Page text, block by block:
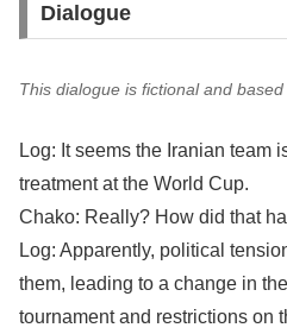
Dialogue
This dialogue is fictional and based
Log: It seems the Iranian team
treatment at the World Cup.
Chako: Really? How did that
Log: Apparently, political
them, leading to a change in
tournament and restrictions on